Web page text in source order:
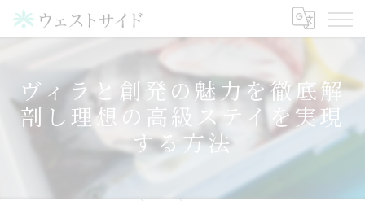
ヴィラと創発の魅力を徹底解
剖し理想の高級ステイを実現
する方法